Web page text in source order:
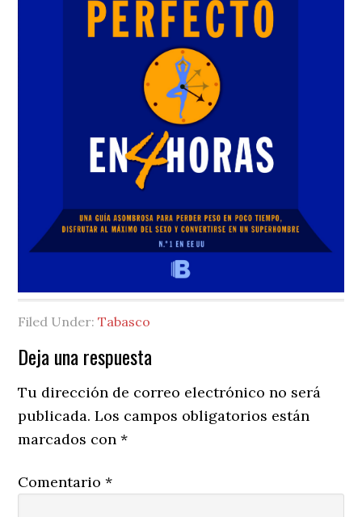
Filed Under:Tabasco
Reader
Interactions
Deja una respuesta
Tu dirección de correo electrónico no será
publicada. Los campos obligatorios están
marcados con*
Comentario*